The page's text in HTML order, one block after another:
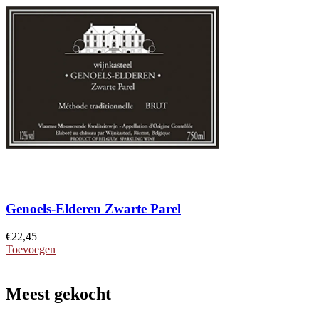
Genoels-Elderen Zwarte Parel
€22,45
Toevoegen
Meest gekocht